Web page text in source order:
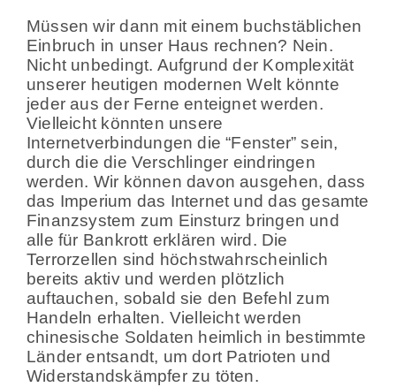
Müssen wir dann mit einem buchstäblichen
Einbruch in unser Haus rechnen? Nein.
Nicht unbedingt. Aufgrund der Komplexität
unserer heutigen modernen Welt könnte
jeder aus der Ferne enteignet werden.
Vielleicht könnten unsere
Internetverbindungen die “Fenster” sein,
durch die die Verschlinger eindringen
werden. Wir können davon ausgehen, dass
das Imperium das Internet und das gesamte
Finanzsystem zum Einsturz bringen und
alle für Bankrott erklären wird. Die
Terrorzellen sind höchstwahrscheinlich
bereits aktiv und werden plötzlich
auftauchen, sobald sie den Befehl zum
Handeln erhalten. Vielleicht werden
chinesische Soldaten heimlich in bestimmte
Länder entsandt, um dort Patrioten und
Widerstandskämpfer zu töten.